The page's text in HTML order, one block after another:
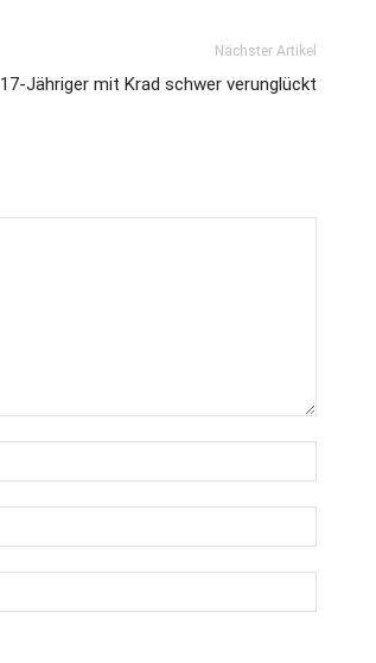
Nächster Artikel
17-Jähriger mit Krad schwer verunglückt